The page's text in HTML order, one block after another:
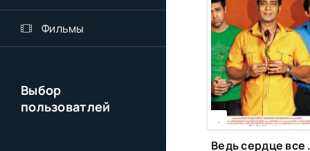
Фильмы
Выбор
пользоватлей
[xfgiven_season]
,[/xfgiven_season]
Ведь